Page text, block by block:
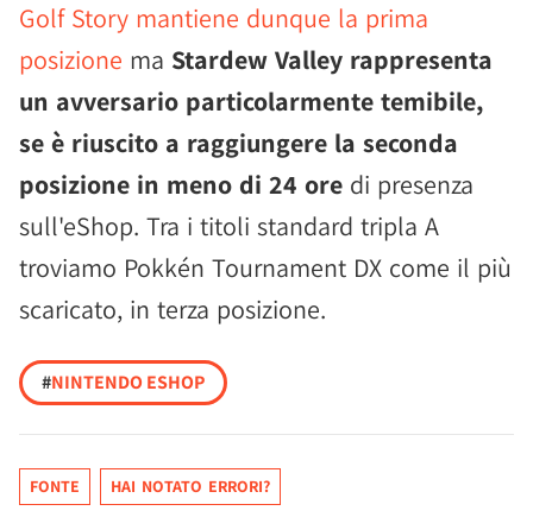
Golf Story mantiene dunque la prima
posizione ma Stardew Valley rappresenta
un avversario particolarmente temibile,
se è riuscito a raggiungere la seconda
posizione in meno di 24 ore di presenza
sull'eShop. Tra i titoli standard tripla A
troviamo Pokkén Tournament DX come il più
scaricato, in terza posizione.
#NINTENDO ESHOP
FONTE HAI NOTATO ERRORI?